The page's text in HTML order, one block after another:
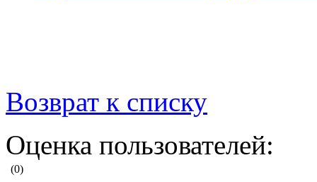
Возврат к списку
Оценка пользователей:
(0)